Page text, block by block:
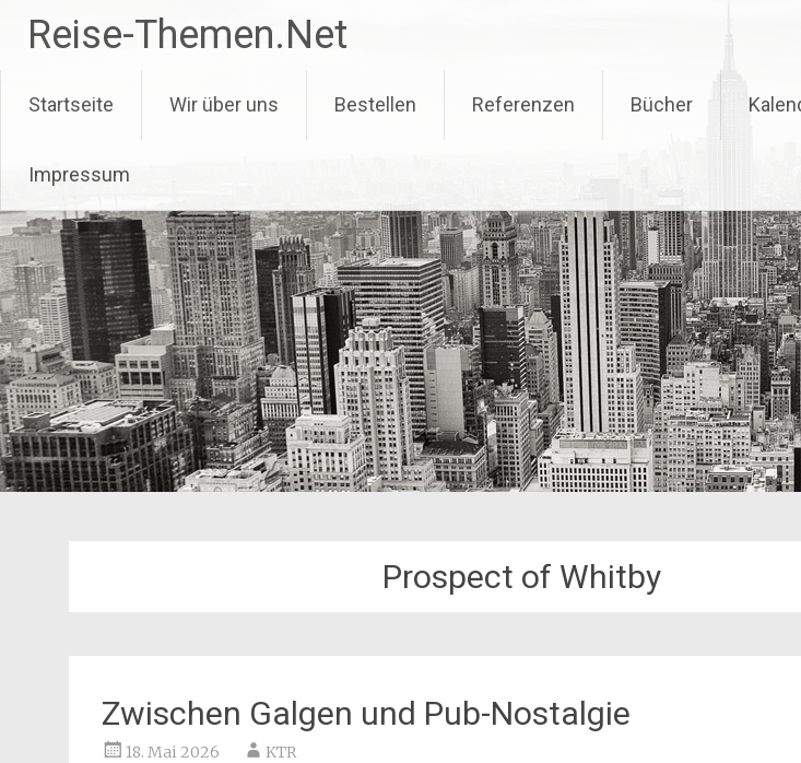
Inhalt
springen
Reise-Themen.Net
Startseite Wir über uns Bestellen Referenzen Bücher
Impressum
Prospect of Whitby
Zwischen Galgen und Pub-Nostalgie
18. Mai 2026 KTR